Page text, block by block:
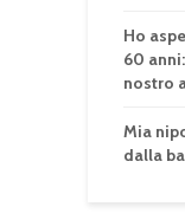
Ho
60
nostro
Mia
dalla